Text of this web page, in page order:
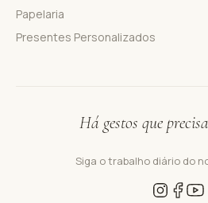
Papelaria
Presentes Personalizados
Há gestos que
Siga o trabalho diário do